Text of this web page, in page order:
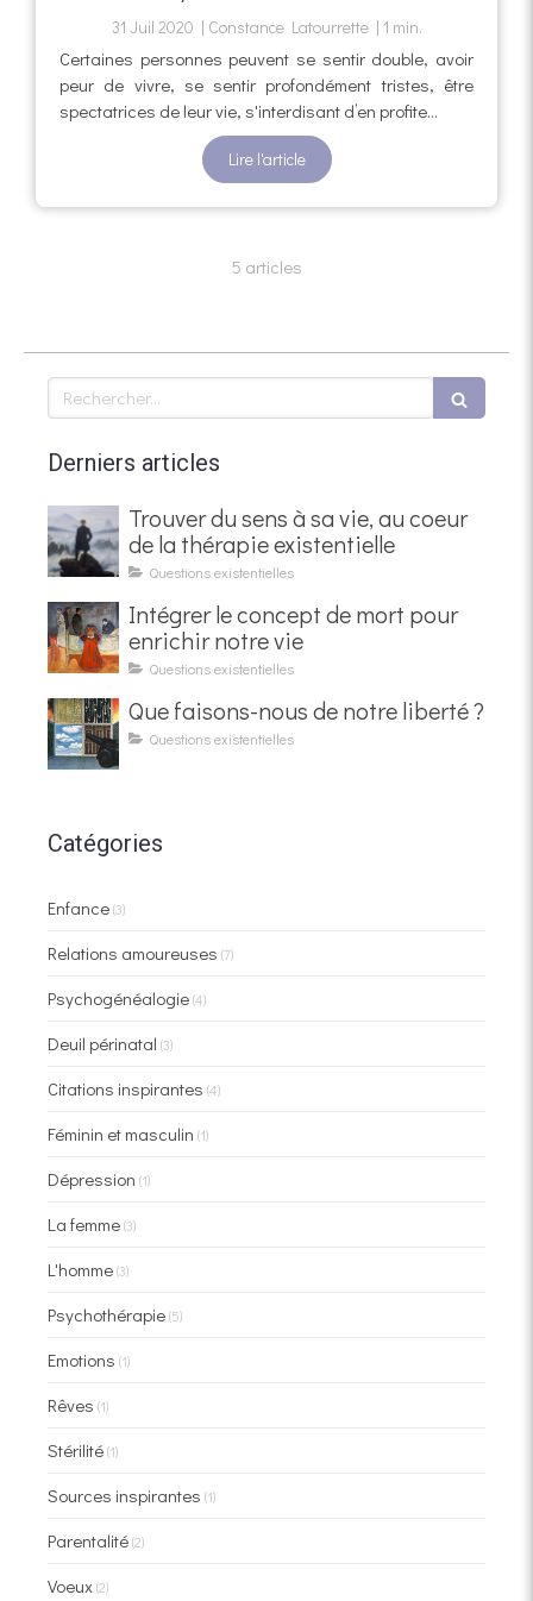
31 Juil 2020 Constance Latourrette 1 min.
Certaines personnes peuvent se sentir double, avoir
peur de vivre, se sentir profondément tristes, être
spectatrices de leur vie, s'interdisant d’en profite...
Lire l'article
5 articles
Rechercher
Derniers articles
Trouver du sens à sa vie, au coeur
de la thérapie existentielle
Questions existentielles
Intégrer le concept de mort pour
enrichir notre vie
Questions existentielles
Que faisons-nous de notre liberté ?
Questions existentielles
Catégories
Enfance(3)
Relations amoureuses (7)
Psychogénéalogie(4)
Deuil périnatal (3)
Citations inspirantes (4)
Féminin et masculin (1)
Dépression (1)
La femme(3)
L'homme(3)
Psychothérapie(5)
Emotions (1)
Rêves (1)
Stérilité(1)
Sources inspirantes (1)
Parentalité(2)
Voeux (2)